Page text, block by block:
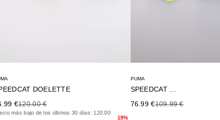
DOELETTE
de oferta
€Precio anterior
120.00 €
más bajo de los últimos 30 días: 120.00
19%
PUMA
Precio de oferta
76.99 €Precio anterior
109.99 €